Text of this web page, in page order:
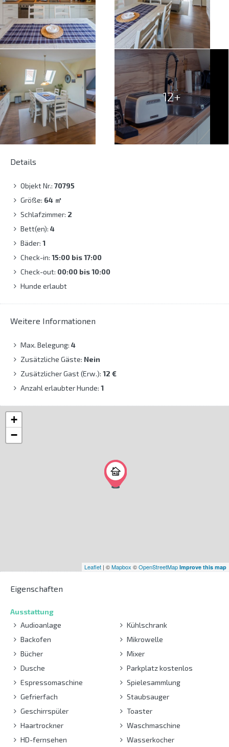
12+
Details
Objekt Nr.: 70795
Größe: 64 ㎡
Schlafzimmer: 2
Bett(en): 4
Bäder: 1
Check-in: 15:00 bis 17:00
Check-out: 00:00 bis 10:00
Hunde erlaubt
Weitere Informationen
Max. Belegung: 4
Zusätzliche Gäste: Nein
Zusätzlicher Gast (Erw.): 12 €
Anzahl erlaubter Hunde: 1
+
−
Leaflet | ©Mapbox ©OpenStreetMap Improve this map
Eigenschaften
Ausstattung
Audioanlage
Backofen
Bücher
Dusche
Espressomaschine
Gefrierfach
Geschirrspüler
Haartrockner
HD-fernsehen
Kühlschrank
Mikrowelle
Mixer
Parkplatz kostenlos
Spielesammlung
Staubsauger
Toaster
Waschmaschine
Wasserkocher